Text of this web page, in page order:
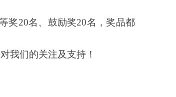
奖20名、鼓励奖20名，奖品都
我们的关注及支持！